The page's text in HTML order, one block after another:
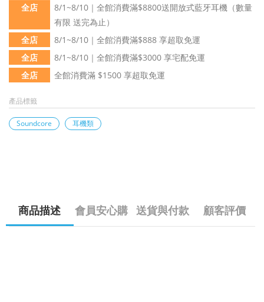
全店
8/1~8/10｜全館消費滿$8800送開放式藍牙耳機（數量
有限 送完為止）
全店
8/1~8/10｜全館消費滿$888 享超取免運
全店
8/1~8/10｜全館消費滿$3000 享宅配免運
全店
全館消費滿 $1500 享超取免運
產品標籤
Soundcore 耳機類
商品描述 會員安心購 送貨與付款 顧客評價